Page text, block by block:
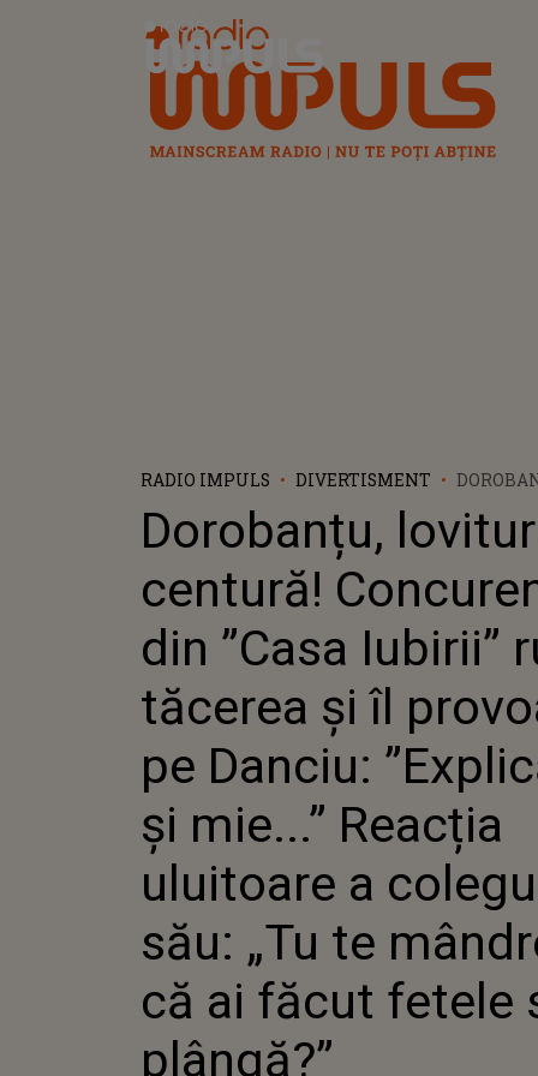
Radio Impuls
RADIO IMPULS DIVERTISMENT
”CASA
REACȚIA
FĂCUT
Dorobanțu,
centură!
din ”Casa Iubirii”
tăcerea și îl
pe Danciu:
și mie...” Reacția
uluitoare a
său: „Tu te
că ai făcut fetele
plângă?”